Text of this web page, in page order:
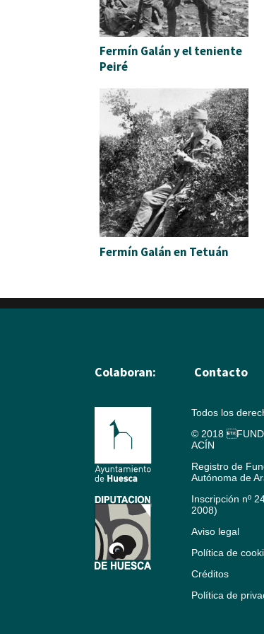
Fermín Galán y el teniente
Peiré
Fermín Galán en Tetuán
Colaboran: Contacto
Todos los
© 2018
ACÍN
Registro de
Autónoma de
Inscripción nº
2008)
Aviso legal
Política de
Créditos
Política de